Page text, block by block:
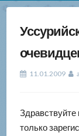
11.01.2009
только